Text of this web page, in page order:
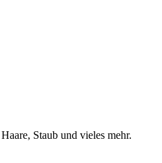
Staub und vieles mehr.